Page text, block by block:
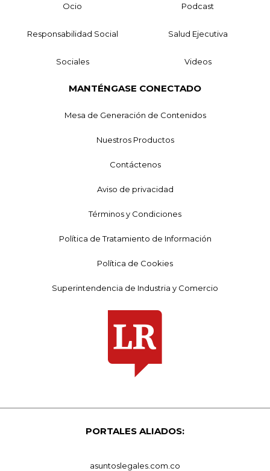
Ocio Podcast
Responsabilidad Social Salud Ejecutiva
Sociales Videos
MANTÉNGASE CONECTADO
Mesa de Generación de Contenidos
Nuestros Productos
Contáctenos
Aviso de privacidad
Términos y Condiciones
Política de Tratamiento de Información
Política de Cookies
Superintendencia de Industria y Comercio
PORTALES ALIADOS:
asuntoslegales.com.co